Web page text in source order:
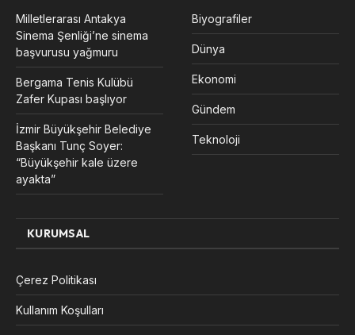
Milletlerarası Antakya
Sinema Şenliği’ne sinema
başvurusu yağmuru
Bergama Tenis Kulübü
Zafer Kupası başlıyor
İzmir Büyükşehir Belediye
Başkanı Tunç Soyer:
“Büyükşehir kale üzere
ayakta”
Biyografiler
Dünya
Ekonomi
Gündem
Teknoloji
KURUMSAL
Çerez Politikası
Kullanım Koşulları